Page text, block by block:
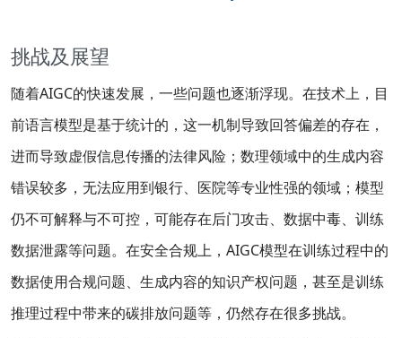
挑战及展望
随着AIGC的快速发展，一些问题也逐渐浮现。在技术上，目
前语言模型是基于统计的，这一机制导致回答偏差的存在，
进而导致虚假信息传播的法律风险；数理领域中的生成内容
错误较多，无法应用到银行、医院等专业性强的领域；模型
仍不可解释与不可控，可能存在后门攻击、数据中毒、训练
数据泄露等问题。在安全合规上，AIGC模型在训练过程中的
数据使用合规问题、生成内容的知识产权问题，甚至是训练
推理过程中带来的碳排放问题等，仍然存在很多挑战。